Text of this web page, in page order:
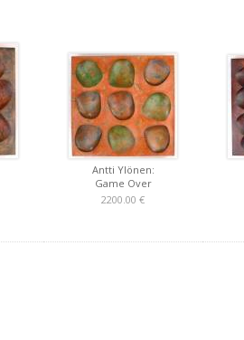
Antti Ylönen:
Game Over
2200.00 €